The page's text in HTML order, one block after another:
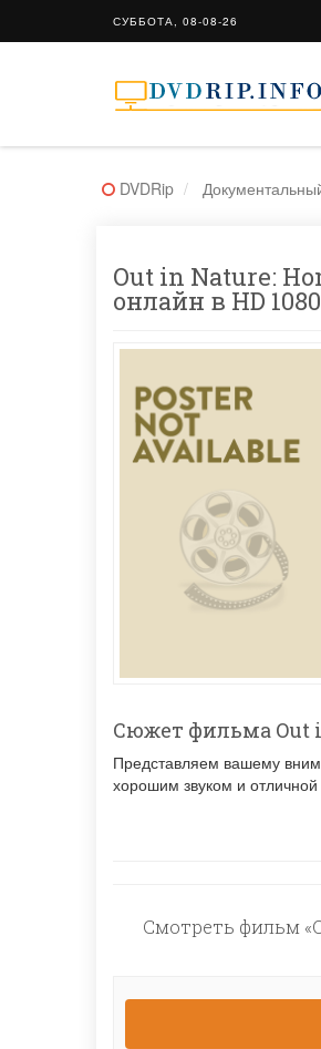
СУББОТА, 08-08-26
DVDRip
Out in Nature:
онлайн в HD
Сюжет фильма Out
Представляем вашему
хорошим звуком и отличной
Смотреть фильм